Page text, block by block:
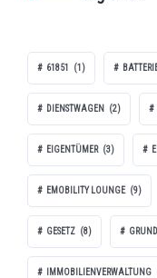
61851 (1)
DIENSTWAGEN (2)
EIGENTÜMER (3)
EMOBILITY LOUNGE (9)
GESETZ (8)
IMMOBILIENVERWALTUNG